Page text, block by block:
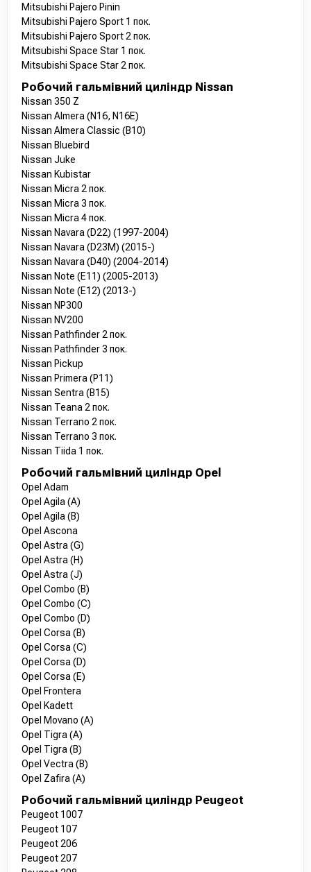
Mitsubishi Pajero Pinin
Mitsubishi Pajero Sport 1 пок.
Mitsubishi Pajero Sport 2 пок.
Mitsubishi Space Star 1 пок.
Mitsubishi Space Star 2 пок.
Робочий гальмівний циліндр Nissan
Nissan 350 Z
Nissan Almera (N16, N16E)
Nissan Almera Classic (B10)
Nissan Bluebird
Nissan Juke
Nissan Kubistar
Nissan Micra 2 пок.
Nissan Micra 3 пок.
Nissan Micra 4 пок.
Nissan Navara (D22) (1997-2004)
Nissan Navara (D23M) (2015-)
Nissan Navara (D40) (2004-2014)
Nissan Note (E11) (2005-2013)
Nissan Note (E12) (2013-)
Nissan NP300
Nissan NV200
Nissan Pathfinder 2 пок.
Nissan Pathfinder 3 пок.
Nissan Pickup
Nissan Primera (P11)
Nissan Sentra (B15)
Nissan Teana 2 пок.
Nissan Terrano 2 пок.
Nissan Terrano 3 пок.
Nissan Tiida 1 пок.
Робочий гальмівний циліндр Opel
Opel Adam
Opel Agila (A)
Opel Agila (B)
Opel Ascona
Opel Astra (G)
Opel Astra (H)
Opel Astra (J)
Opel Combo (B)
Opel Combo (C)
Opel Combo (D)
Opel Corsa (B)
Opel Corsa (C)
Opel Corsa (D)
Opel Corsa (E)
Opel Frontera
Opel Kadett
Opel Movano (A)
Opel Tigra (A)
Opel Tigra (B)
Opel Vectra (B)
Opel Zafira (A)
Робочий гальмівний циліндр Peugeot
Peugeot 1007
Peugeot 107
Peugeot 206
Peugeot 207